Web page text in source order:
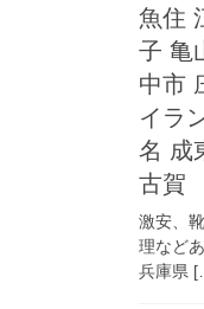
魚住
子 亀
中市
イラ
名 成
古賀
激安、
理など
兵庫県